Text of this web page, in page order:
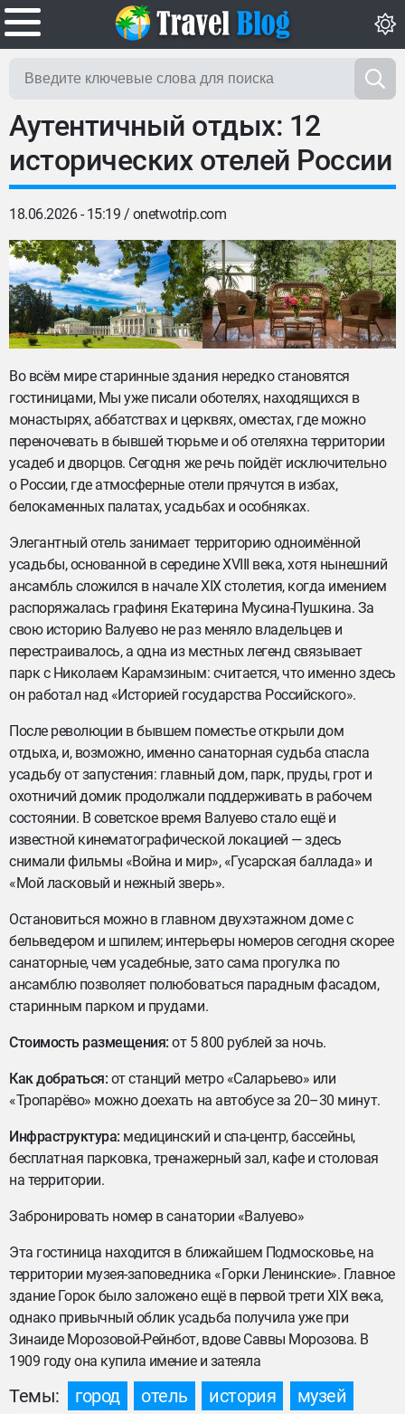
Аутентичный отдых: 12
исторических отелей России
18.06.2026 - 15:19 / onetwotrip.com
Во всём мире старинные здания нередко становятся
гостиницами, Мы уже писали оботелях, находящихся в
монастырях, аббатствах и церквях, оместах, где можно
переночевать в бывшей тюрьме и об отеляхна территории
усадеб и дворцов. Сегодня же речь пойдёт исключительно
о России, где атмосферные отели прячутся в избах,
белокаменных палатах, усадьбах и особняках.
Элегантный отель занимает территорию одноимённой
усадьбы, основанной в середине XVIII века, хотя нынешний
ансамбль сложился в начале XIX столетия, когда имением
распоряжалась графиня Екатерина Мусина-Пушкина. За
свою историю Валуево не раз меняло владельцев и
перестраивалось, а одна из местных легенд связывает
парк с Николаем Карамзиным: считается, что именно здесь
он работал над «Историей государства Российского».
После революции в бывшем поместье открыли дом
отдыха, и, возможно, именно санаторная судьба спасла
усадьбу от запустения: главный дом, парк, пруды, грот и
охотничий домик продолжали поддерживать в рабочем
состоянии. В советское время Валуево стало ещё и
известной кинематографической локацией — здесь
снимали фильмы «Война и мир», «Гусарская баллада» и
«Мой ласковый и нежный зверь».
Остановиться можно в главном двухэтажном доме с
бельведером и шпилем; интерьеры номеров сегодня скорее
санаторные, чем усадебные, зато сама прогулка по
ансамблю позволяет полюбоваться парадным фасадом,
старинным парком и прудами.
Стоимость размещения: от 5 800 рублей за ночь.
Как добраться: от станций метро «Саларьево» или
«Тропарёво» можно доехать на автобусе за 20–30 минут.
Инфраструктура: медицинский и спа-центр, бассейны,
бесплатная парковка, тренажерный зал, кафе и столовая
на территории.
Забронировать номер в санатории «Валуево»
Эта гостиница находится в ближайшем Подмосковье, на
территории музея-заповедника «Горки Ленинские». Главное
здание Горок было заложено ещё в первой трети XIX века,
однако привычный облик усадьба получила уже при
Зинаиде Морозовой-Рейнбот, вдове Саввы Морозова. В
1909 году она купила имение и затеяла
Темы: город отель история
музей